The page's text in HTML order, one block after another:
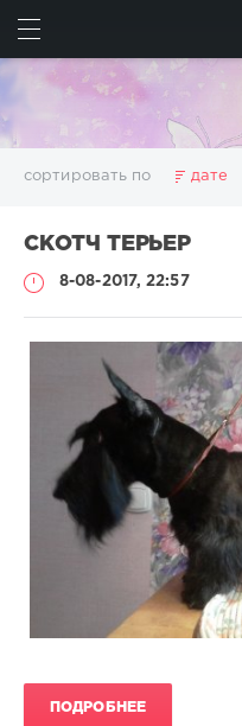
сортировать по дате
СКОТЧ ТЕРЬЕР
8-08-2017, 22:57
Клиенту
Портфолио
4
879
ПОДРОБНЕЕ